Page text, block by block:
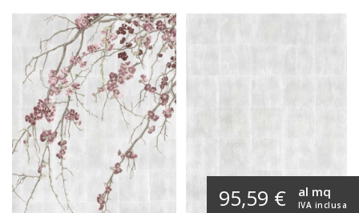
95,59 € IVA inclusa
al mq